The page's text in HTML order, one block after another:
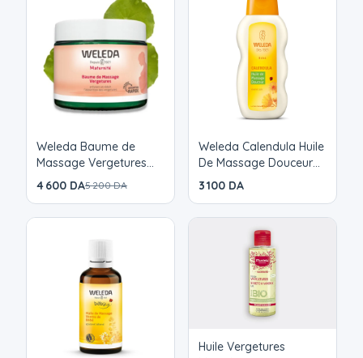
tonicité de la peau sont améliorées L'Huile de
Massage Vergetures vous accompagne au cours
de la grossesse.
Weleda Baume de
Massage Vergetures
150ml
4 600 DA5 200 DA
Weleda Calendula Huile
De Massage Douceur
Bebe 200ml
3 100 DA
Huile Vergetures